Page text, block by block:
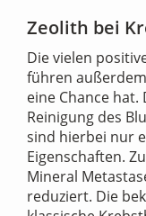
Zeolith bei
Die vielen
führen
eine Chance
Reinigung des
sind hierbei nur
Eigenschaften.
Mineral
reduziert. Die